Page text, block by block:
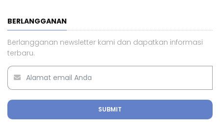
BERLANGGANAN
Berlangganan newsletter kami dan dapatkan informasi
terbaru.
SUBMIT